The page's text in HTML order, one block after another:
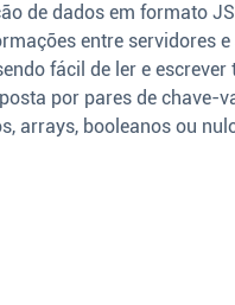
de dados em formato
entre servidores e
fácil de ler e
por pares de chave-
arrays, booleanos ou